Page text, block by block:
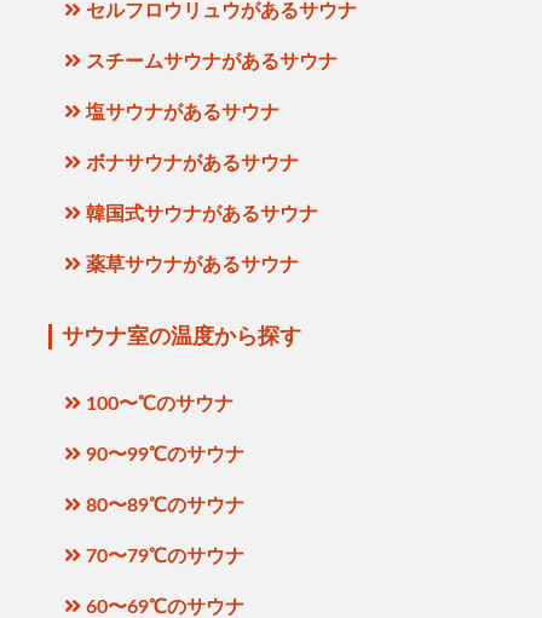
セルフロウリュウがあるサウナ
スチームサウナがあるサウナ
塩サウナがあるサウナ
ボナサウナがあるサウナ
韓国式サウナがあるサウナ
薬草サウナがあるサウナ
サウナ室の温度から探す
100〜℃のサウナ
90〜99℃のサウナ
80〜89℃のサウナ
70〜79℃のサウナ
60〜69℃のサウナ